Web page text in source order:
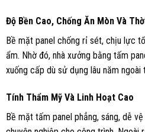
Độ Bền Cao, Chống Ăn Mòn Và
Bề mặt panel chống rỉ sét, chịu lực
ẩm. Nhờ đó, nhà xưởng bằng tấm
xuống cấp dù sử dụng lâu năm ngoài
Tính Thẩm Mỹ Và Linh Hoạt Cao
Bề mặt tấm panel phẳng, sáng, dễ